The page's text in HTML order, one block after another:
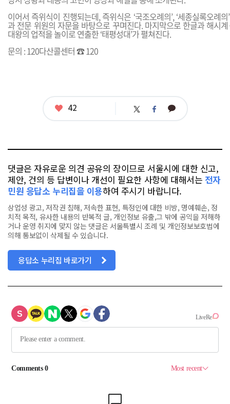
이어서 즉위식이 진행되는데, 즉위식은 ‘국조오례의’, ‘세종실록오례의
과 전문 위원의 자문을 바탕으로 꾸며진다. 마지막으로 한글과 해시
대왕의 업적을 놀이로 연출한 ‘태평성대’가 펼쳐진다.
문의 : 120다산콜센터 ☎ 120
좋
42 트 페 카
댓글은 자유로운 의견 공유의 장이므로 서울시에 대한 신고,
제안, 건의 등 답변이나 개선이 필요한 사항에 대해서는 전자
민원 응답소 누리집을 이용하여 주시기 바랍니다.
상업성 광고, 저작권 침해, 저속한 표현, 특정인에 대한 비방, 명예훼손, 정
치적 목적, 유사한 내용의 반복적 글, 개인정보 유출,그 밖에 공익을 저해하
거나 운영 취지에 맞지 않는 댓글은 서울특별시 조례 및 개인정보보호법에
의해 통보없이 삭제될 수 있습니다.
응답소 누리집 바로가기